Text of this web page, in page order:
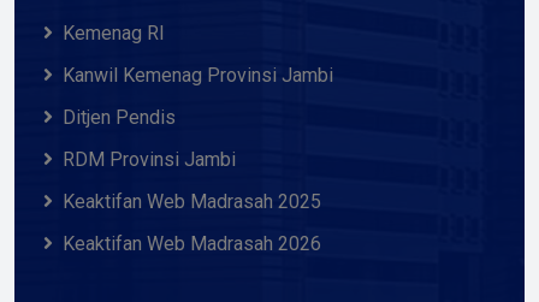
Kemenag RI
Kanwil Kemenag Provinsi Jambi
Ditjen Pendis
RDM Provinsi Jambi
Keaktifan Web Madrasah 2025
Keaktifan Web Madrasah 2026